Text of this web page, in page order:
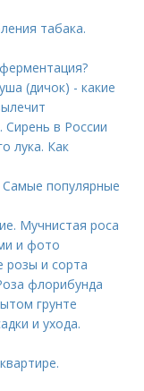
табака.
(дичок) - какие
Сирень в России
лука. Как
Самые популярные
Мучнистая роса
и фото
розы и сорта
флорибунда
грунте
и ухода.